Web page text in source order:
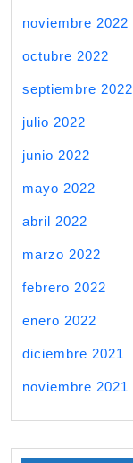
noviembre 2022
octubre 2022
septiembre 2022
julio 2022
junio 2022
mayo 2022
abril 2022
marzo 2022
febrero 2022
enero 2022
diciembre 2021
noviembre 2021